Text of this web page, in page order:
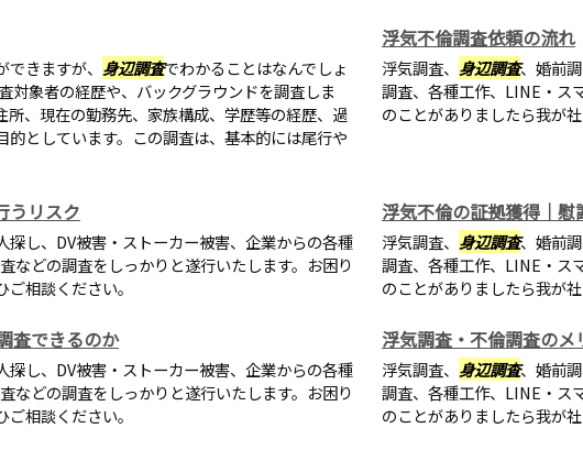
きますが、 身辺調査でわかることはなんでしょ
対象者の経歴や、バックグラウンドを調査しま
、現在の勤務先、家族構成、学歴等の経歴、過
的としています。この調査は、基本的には尾行や
浮気不倫調査依頼の流れ
浮気調査、 身辺調査、婚前
調査、各種工作、LINE・ス
のことがありましたら我が
うリスク
探し、DV被害・ストーカー被害、企業からの各種
などの調査をしっかりと遂行いたします。お困り
相談ください。
浮気不倫の証拠獲得｜
浮気調査、 身辺調査、婚前
調査、各種工作、LINE・ス
のことがありましたら我が
査できるのか
探し、DV被害・ストーカー被害、企業からの各種
などの調査をしっかりと遂行いたします。お困り
相談ください。
浮気調査・不倫調査のメ
浮気調査、 身辺調査、婚前
調査、各種工作、LINE・ス
のことがありましたら我が